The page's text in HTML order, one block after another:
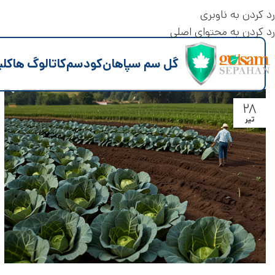
رد کردن به ناوبری
رد کردن به محتوای اصلی
گل سم سپاهانکودسمکاتالوگ ها
۲۸
تیر